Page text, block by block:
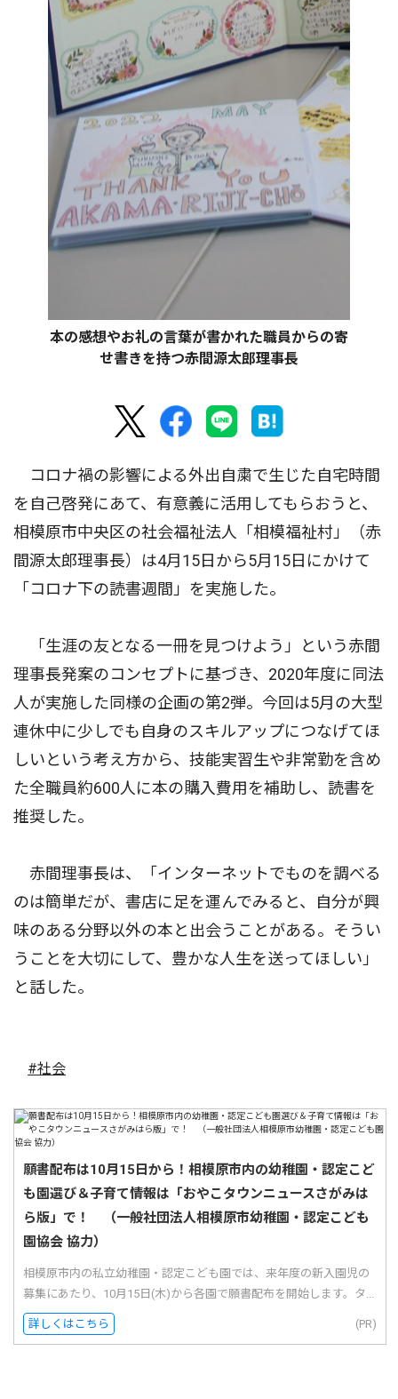
本の感想やお礼の言葉が書かれた職員からの寄
せ書きを持つ赤間源太郎理事長
コロナ禍の影響による外出自粛で生じた自宅時間
を自己啓発にあて、有意義に活用してもらおうと、
相模原市中央区の社会福祉法人「相模福祉村」（赤
間源太郎理事長）は4月15日から5月15日にかけて
「コロナ下の読書週間」を実施した。
「生涯の友となる一冊を見つけよう」という赤間
理事長発案のコンセプトに基づき、2020年度に同法
人が実施した同様の企画の第2弾。今回は5月の大型
連休中に少しでも自身のスキルアップにつなげてほ
しいという考え方から、技能実習生や非常勤を含め
た全職員約600人に本の購入費用を補助し、読書を
推奨した。
赤間理事長は、「インターネットでものを調べる
のは簡単だが、書店に足を運んでみると、自分が興
味のある分野以外の本と出会うことがある。そうい
うことを大切にして、豊かな人生を送ってほしい」
と話した。
#社会
願書配布は10月15日から！相模原市内の幼稚園・認定こど
も園選び＆子育て情報は「おやこタウンニュースさがみは
ら版」で！ （一般社団法人相模原市幼稚園・認定こども
園協会 協力）
相模原市内の私立幼稚園・認定こども園では、来年度の新入園児の
募集にあたり、10月15日(木)から各園で願書配布を開始します。タ...
詳しくはこちら (PR)